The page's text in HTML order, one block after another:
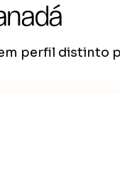
perfil distinto